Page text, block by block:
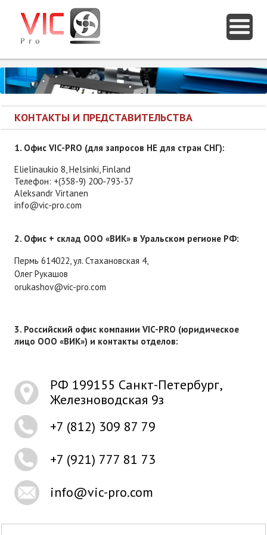
КОНТАКТЫ И ПРЕДСТАВИТЕЛЬСТВА
1. Офис VIC-PRO (для запросов НЕ для стран СНГ):
Elielinaukio 8, Helsinki, Finland
Телефон: +(358-9) 200-793-37
Aleksandr Virtanen
info@vic-pro.com
2. Офис + склад ООО «ВИК» в Уральском регионе РФ:
Пермь 614022, ул. Стахановская 4,
Олег Рукашов
orukashov@vic-pro.com
3. Российский офис компании VIC-PRO (юридическое
лицо ООО «ВИК») и контакты отделов:
РФ 199155 Санкт-Петербург,
Железноводская 9з
+7 (812) 309 87 79
+7 (921) 777 81 73
info@vic-pro.com